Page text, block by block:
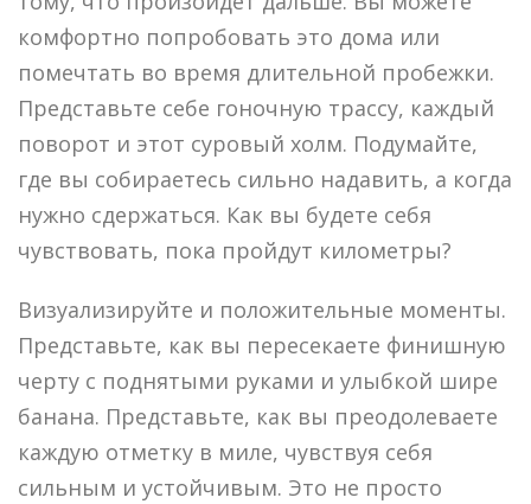
комфортно попробовать это дома или
помечтать во время длительной пробежки.
Представьте себе гоночную трассу, каждый
поворот и этот суровый холм. Подумайте,
где вы собираетесь сильно надавить, а когда
нужно сдержаться. Как вы будете себя
чувствовать, пока пройдут километры?
Визуализируйте и положительные моменты.
Представьте, как вы пересекаете финишную
черту с поднятыми руками и улыбкой шире
банана. Представьте, как вы преодолеваете
каждую отметку в миле, чувствуя себя
сильным и устойчивым. Это не просто